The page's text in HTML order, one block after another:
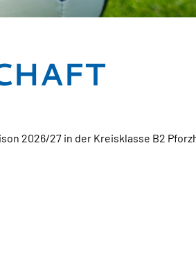
2026/27 in der Kreisklasse B2